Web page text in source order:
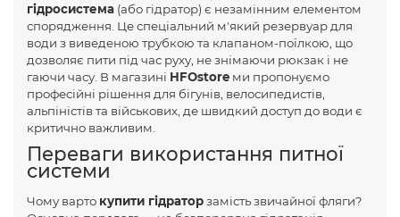
гідросистема (або гідратор) є незамінним елементом
спорядження. Це спеціальний м'який резервуар для
води з виведеною трубкою та клапаном-поїлкою, що
дозволяє пити під час руху, не знімаючи рюкзак і не
гаючи часу. В магазині HFOstore ми пропонуємо
професійні рішення для бігунів, велосипедистів,
альпіністів та військових, де швидкий доступ до води є
критично важливим.
Переваги використання питної
системи
Чому варто купити гідраторзамість звичайної фляги?